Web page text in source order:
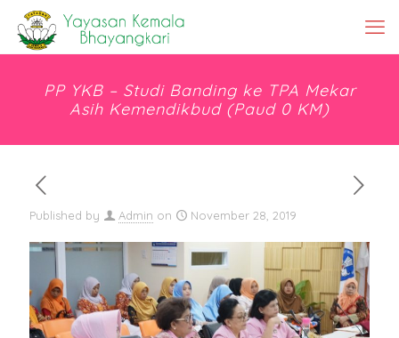
PP YKB – Studi Banding ke TPA Mekar
Asih Kemendikbud (Paud 0 KM)
Published by Admin on November 28, 2019